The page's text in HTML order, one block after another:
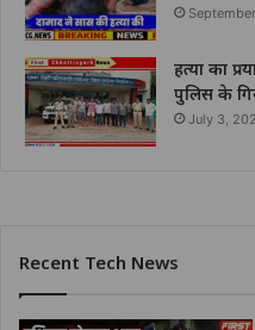
हत्या का
पुलिस के
July 3,
Recent Tech News